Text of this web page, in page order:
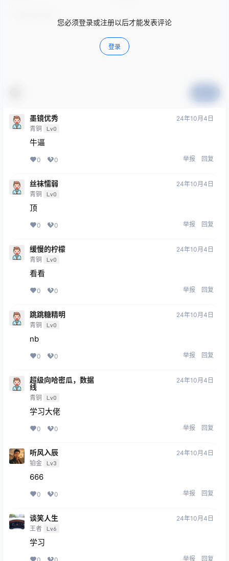
您必须登录或注册以后才能发表评论
登录
墨镜优秀
青铜 Lv0
24年10月4日
牛逼
0 0 举报 回复
丝袜懦弱
青铜 Lv0
24年10月4日
顶
0 0 举报 回复
缓慢的柠檬
青铜 Lv0
24年10月4日
看看
0 0 举报 回复
跳跳糖精明
青铜 Lv0
24年10月4日
nb
0 0 举报 回复
超级向哈密瓜，数据
线
青铜 Lv0
24年10月4日
学习大佬
0 0 举报 回复
听风入辰
铂金 Lv3
24年10月4日
666
0 0 举报 回复
谈笑人生
王者 Lv6
24年10月4日
学习
举报 回复